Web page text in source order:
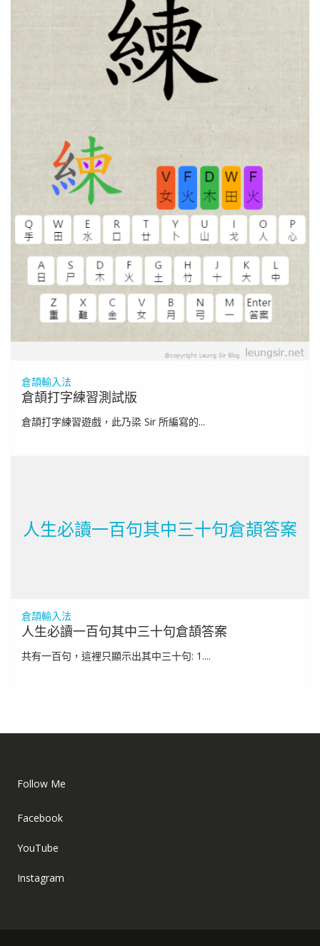
倉頡輸入法
倉頡打字練習測試版
倉頡打字練習遊戲，此乃梁 Sir 所編寫的...
人生必讀一百句其中三十句倉頡答案
倉頡輸入法
人生必讀一百句其中三十句倉頡答案
共有一百句，這裡只顯示出其中三十句: 1....
Follow Me
Facebook
YouTube
Instagram